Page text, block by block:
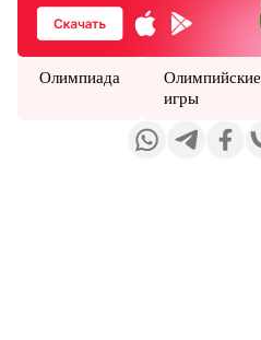
Олимпиада
Олимпийские
игры